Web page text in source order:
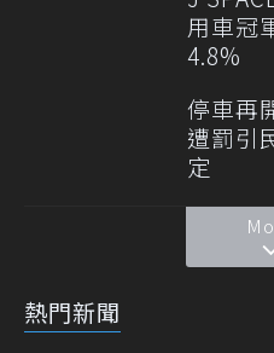
用車冠
4.8%
停車再
遭罰引
定
熱門新聞